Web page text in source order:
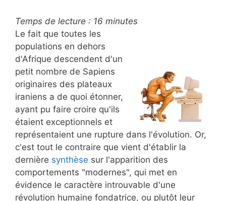
Temps de lecture : 16 minutes
Le fait que toutes les
populations en dehors
d'Afrique descendent d'un
petit nombre de Sapiens
originaires des plateaux
iraniens a de quoi étonner,
ayant pu faire croire qu'ils
étaient exceptionnels et
représentaient une rupture dans l'évolution. Or,
c'est tout le contraire que vient d'établir la
dernière synthèse sur l'apparition des
comportements "modernes", qui met en
évidence le caractère introuvable d'une
révolution humaine fondatrice, ou plutôt leur